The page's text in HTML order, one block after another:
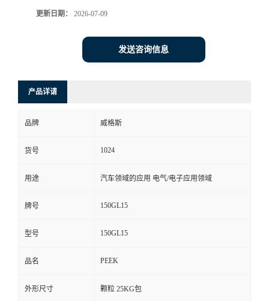
式
在
线
更新日期： 2026-07-09
发送咨询信息
产品详请
品牌 威格斯
货号 1024
用途 汽车领域的应用 电气/电子应用领域
牌号 150GL15
型号 150GL15
品名 PEEK
外形尺寸 颗粒 25KG包